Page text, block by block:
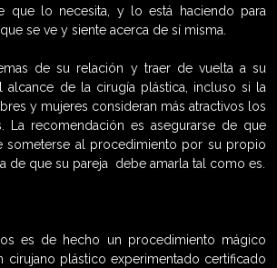
lo necesita, y lo está haciendo para
se ve y siente acerca de sí misma.
de su relación y traer de vuelta a su
alcance de la cirugía plástica, incluso si la
y mujeres consideran más atractivos los
La recomendación es asegurarse de que
someterse al procedimiento por su propio
de que su pareja debe amarla tal como es.
es de hecho un procedimiento mágico
cirujano plástico experimentado certificado